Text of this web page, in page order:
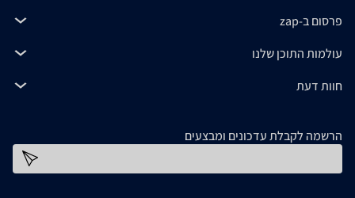
פרסום ב-zap
עולמות התוכן שלנו
חוות דעת
הרשמה לקבלת עדכונים ומבצעים